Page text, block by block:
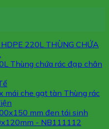
THÙNG CHỨA
Thùng chứa rác đạp chân
Thùng rác
- NB111112